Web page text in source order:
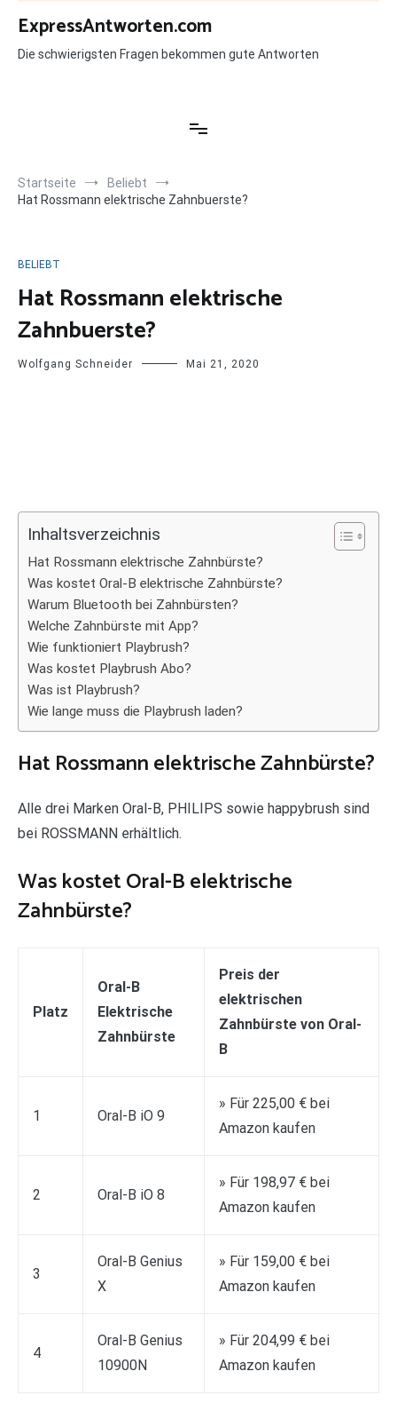
Zum
Inhalt
springen
ExpressAntworten.com
Die schwierigsten Fragen bekommen gute Antworten
Startseite
Beliebt
Hat Rossmann elektrische Zahnbuerste?
BELIEBT
Hat Rossmann elektrische
Zahnbuerste?
Wolfgang Schneider Mai 21, 2020
Inhaltsverzeichnis
Hat Rossmann elektrische Zahnbürste?
Was kostet Oral-B elektrische Zahnbürste?
Warum Bluetooth bei Zahnbürsten?
Welche Zahnbürste mit App?
Wie funktioniert Playbrush?
Was kostet Playbrush Abo?
Was ist Playbrush?
Wie lange muss die Playbrush laden?
Hat Rossmann elektrische Zahnbürste?
Alle drei Marken Oral-B, PHILIPS sowie happybrush sind
bei ROSSMANN erhältlich.
Was kostet Oral-B elektrische
Zahnbürste?
Platz
Oral-B
Elektrische
Zahnbürste
Preis der
elektrischen
Zahnbürste von Oral-
B
1 Oral-B iO 9
» Für 225,00 € bei
Amazon kaufen
2 Oral-B iO 8
» Für 198,97 € bei
Amazon kaufen
3
Oral-B Genius
X
» Für 159,00 € bei
Amazon kaufen
4
Oral-B Genius
10900N
» Für 204,99 € bei
Amazon kaufen